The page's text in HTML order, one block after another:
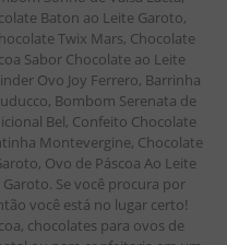
Baton ao Leite Garoto,
Twix Mars, Chocolate
Sabor Chocolate ao Leite
Ovo Joy Ferrero, Barrinha
Bombom Serenata de
Bel, Confeito Chocolate
Montevergine, Chocolate
Ovo de Páscoa Ao Leite
Se você procura por
você está no lugar certo!
chocolates para ovos de